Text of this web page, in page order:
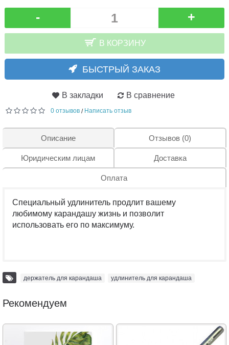
- +
В КОРЗИНУ
БЫСТРЫЙ ЗАКАЗ
В закладки В сравнение
0 отзывов / Написать отзыв
Описание Отзывов (0)
Юридическим лицам Доставка
Оплата
Специальный удлинитель продлит вашему
любимому карандашу жизнь и позволит
использовать его по максимуму.
держатель для карандаша удлинитель для карандаша
Рекомендуем